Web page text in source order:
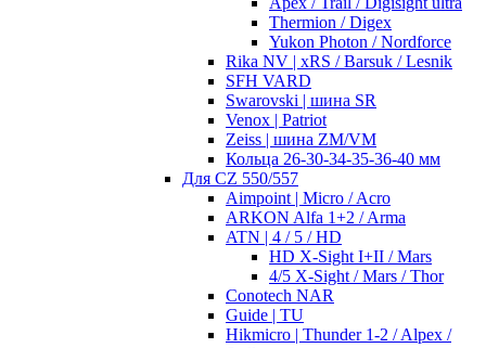
Thermion / Digex
Yukon Photon / Nordforce
Rika NV | xRS / Barsuk / Lesnik
SFH VARD
Swarovski | шина SR
Venox | Patriot
Zeiss | шина ZM/VM
Кольца 26-30-34-35-36-40 мм
Для CZ 550/557
Aimpoint | Micro / Acro
ARKON Alfa 1+2 / Arma
ATN | 4 / 5 / HD
HD X-Sight I+II / Mars
4/5 X-Sight / Mars / Thor
Conotech NAR
Guide | TU
Hikmicro | Thunder 1-2 / Alpex /